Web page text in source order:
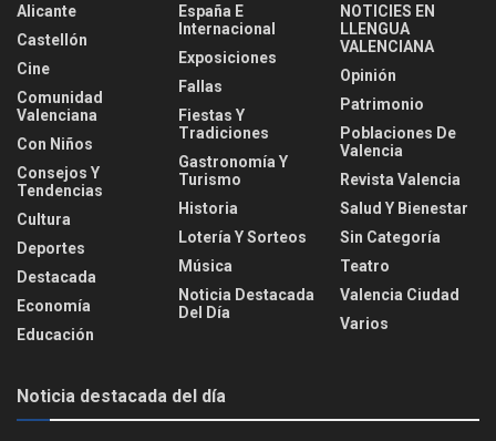
Alicante
Castellón
Cine
Comunidad
Valenciana
Con Niños
Consejos Y
Tendencias
Cultura
Deportes
Destacada
Economía
Educación
España E
Internacional
Exposiciones
Fallas
Fiestas Y
Tradiciones
Gastronomía Y
Turismo
Historia
Lotería Y Sorteos
Música
Noticia Destacada
Del Día
NOTICIES EN
LLENGUA
VALENCIANA
Opinión
Patrimonio
Poblaciones De
Valencia
Revista Valencia
Salud Y Bienestar
Sin Categoría
Teatro
Valencia Ciudad
Varios
Noticia destacada del día